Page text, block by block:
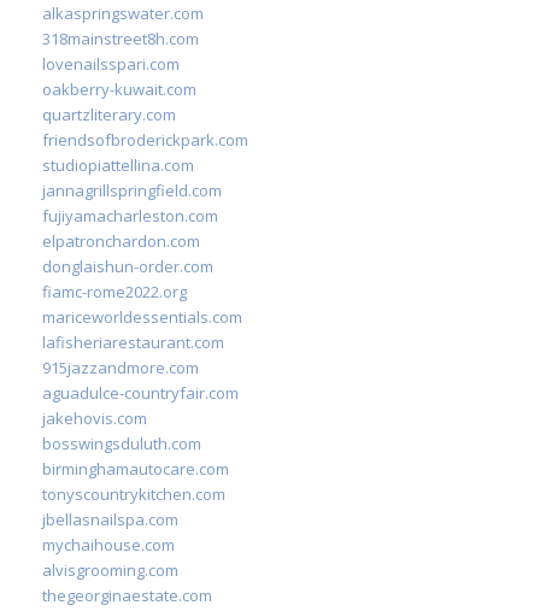
alkaspringswater.com
318mainstreet8h.com
lovenailsspari.com
oakberry-kuwait.com
quartzliterary.com
friendsofbroderickpark.com
studiopiattellina.com
jannagrillspringfield.com
fujiyamacharleston.com
elpatronchardon.com
donglaishun-order.com
fiamc-rome2022.org
mariceworldessentials.com
lafisheriarestaurant.com
915jazzandmore.com
aguadulce-countryfair.com
jakehovis.com
bosswingsduluth.com
birminghamautocare.com
tonyscountrykitchen.com
jbellasnailspa.com
mychaihouse.com
alvisgrooming.com
thegeorginaestate.com